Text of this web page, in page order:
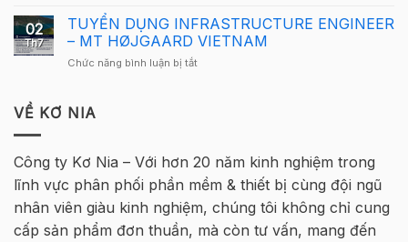
Nam
2026
Hà
2026
quay
lại
báo
tuyển
sinh
–
Bê
Cốt
thép
2026
–
02
Th7
TUYỂN DỤNG INFRASTRUCTURE ENGINEER
– MT HØJGAARD VIETNAM
Chức năng bình luận bị tắtở
MT
HØJGAARD
VIETNAM
VỀ KƠ NIA
Công ty Kơ Nia – Với hơn 20 năm kinh nghiệm trong
lĩnh vực phân phối phần mềm & thiết bị cùng đội ngũ
nhân viên giàu kinh nghiệm, chúng tôi không chỉ cung
cấp sản phẩm đơn thuần, mà còn tư vấn, mang đến